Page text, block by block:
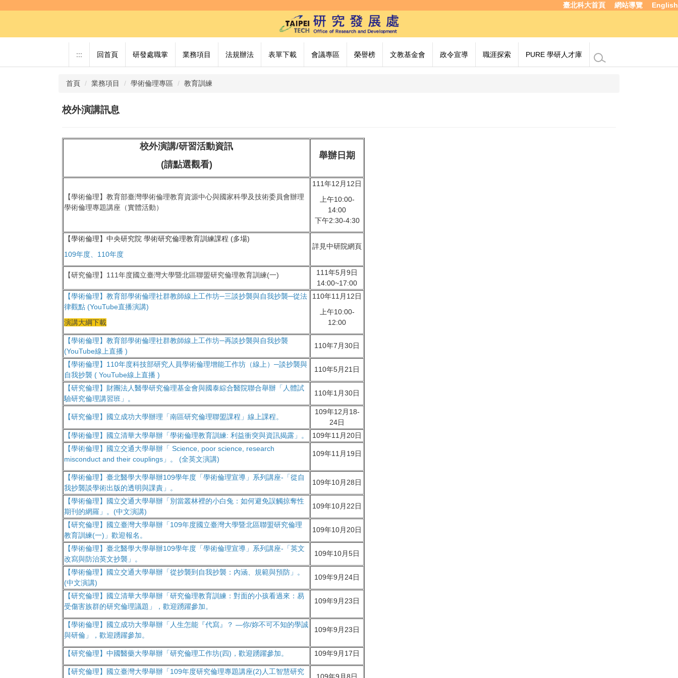
要
臺北科大首頁 網站導覽 English
::: 回首頁 研發處職掌 業務項目 法規辦法 表單下載 會議專區 榮譽榜 文教基金會 政令宣導 職涯探索 PURE 學研人才庫
首頁 業務項目 學術倫理專區 教育訓練
校外演講訊息
校外演講/研習活動資訊
(請點選觀看)
舉辦日期
【學術倫理】教育部臺灣學術倫理教育資源中心與國家科學及技術委員會辦理
學術倫理專題講座（實體活動）
111年12月12日
上午10:00-
14:00
下午2:30-4:30
【學術倫理】中央研究院 學術研究倫理教育訓練課程 (多場)
109年度
110年度
詳見中研院網頁
【研究倫理】111年度國立臺灣大學暨北區聯盟研究倫理教育訓練(一)
111年5月9日
14:00~17:00
【學術倫理】教育部學術倫理社群教師線上工作坊─三談抄襲與自我抄襲─從法
律觀點 (YouTube直播演講)
演講大綱下載
110年11月12日
上午10:00-
12:00
【學術倫理】教育部學術倫理社群教師線上工作坊─再談抄襲與自我抄襲
(YouTube線上直播 )
110年7月30日
【學術倫理】110年度科技部研究人員學術倫理增能工作坊（線上）─談抄襲與
自我抄襲 ( YouTube線上直播 )
110年5月21日
【研究倫理】財團法人醫學研究倫理基金會與國泰綜合醫院聯合舉辦「人體試
驗研究倫理講習班」。
110年1月30日
【研究倫理】國立成功大學辦理「南區研究倫理聯盟課程」線上課程。
109年12月18-
24日
【學術倫理】國立清華大學舉辦「學術倫理教育訓練: 利益衝突與資訊揭露」。
109年11月20日
【學術倫理】國立交通大學舉辦「 Science, poor science, research
misconduct and their couplings」。 (全英文演講)
109年11月19日
【學術倫理】臺北醫學大學舉辦109學年度「學術倫理宣導」系列講座-「從自
我抄襲談學術出版的透明與課責」。
109年10月28日
【學術倫理】國立交通大學舉辦「別當叢林裡的小白兔：如何避免誤觸掠奪性
期刊的網羅」。(中文演講)
109年10月22日
【研究倫理】國立臺灣大學舉辦「109年度國立臺灣大學暨北區聯盟研究倫理
教育訓練(一)」歡迎報名。
109年10月20日
【學術倫理】臺北醫學大學舉辦109學年度「學術倫理宣導」系列講座-「英文
改寫與防治英文抄襲」。
109年10月5日
【學術倫理】國立交通大學舉辦「從抄襲到自我抄襲：內涵、規範與預防」。
(中文演講)
109年9月24日
【研究倫理】國立清華大學舉辦「研究倫理教育訓練：對面的小孩看過來：易
受傷害族群的研究倫理議題」，歡迎踴躍參加。
109年9月23日
【學術倫理】國立成功大學舉辦「人生怎能『代寫』？ —你/妳不可不知的學誠
與研倫」，歡迎踴躍參加。
109年9月23日
【研究倫理】中國醫藥大學舉辦「研究倫理工作坊(四)，歡迎踴躍參加。 109年9月17日
【研究倫理】國立臺灣大學舉辦「109年度研究倫理專題講座(2)人工智慧研究